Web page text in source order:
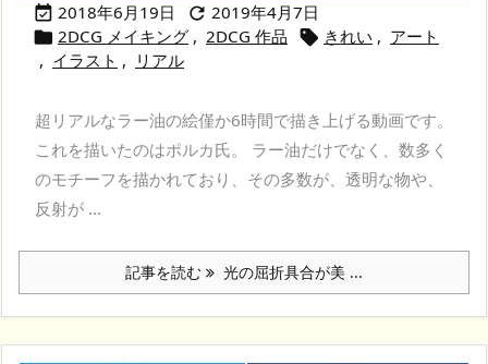
 2018年6月19日  2019年4月7日
 2DCG メイキング , 2DCG 作品  きれい , アート
, イラスト , リアル
超リアルなラー油の絵僅か6時間で描き上げる動画です。
これを描いたのはポルカ氏。 ラー油だけでなく、数多く
のモチーフを描かれており、その多数が、透明な物や、
反射が ...
記事を読む 光の屈折具合が美 ...